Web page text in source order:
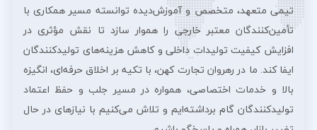
تیمی متعهد، متخصص و آموزش‌دیده توانسته مسیر همکاری با
تأمین‌کنندگان معتبر خارجی را هموار سازد تا نقش مؤثری در
افزایش کیفیت تولیدات داخلی و کاهش هزینه‌های تولیدکنندگان
ایفا کند. ما در رهروان تجارت کهن، با تکیه بر اخلاق حرفه‌ای، انگیزه
بالا و خدمات اختصاصی، همواره در مسیر جلب و حفظ اعتماد
تولیدکنندگان گام برداشته‌ایم و تلاش می‌کنیم با نیازهای در حال